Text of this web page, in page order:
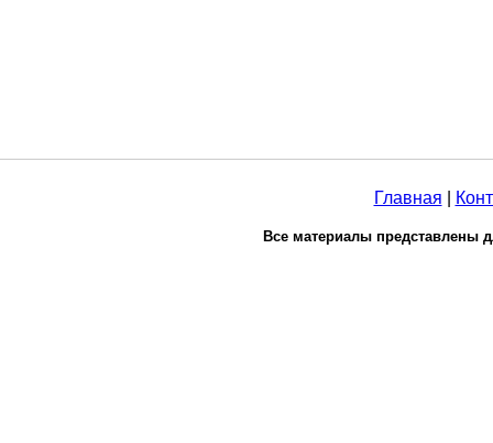
Главная
Все материалы представлены